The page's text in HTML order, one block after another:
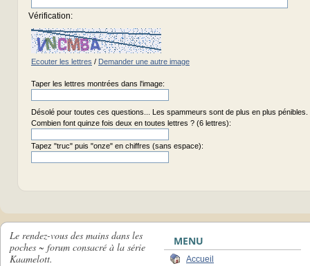
Vérification:
Ecouter les lettres / Demander une autre image
Taper les lettres montrées dans l'image:
Désolé pour toutes ces questions... Les spammeurs sont de plus en plus pénibles.
Combien font quinze fois deux en toutes lettres ? (6 lettres):
Tapez "truc" puis "onze" en chiffres (sans espace):
Le rendez-vous des mains dans les
poches ~ forum consacré à la série
Kaamelott.
MENU
Accueil